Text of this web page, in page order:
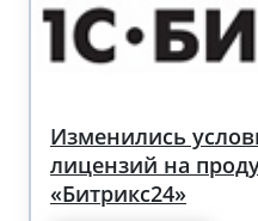
Изменились
лицензий на
«Битрикс24»